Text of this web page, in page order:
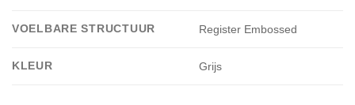
VOELBARE STRUCTUUR Register Embossed
KLEUR Grijs